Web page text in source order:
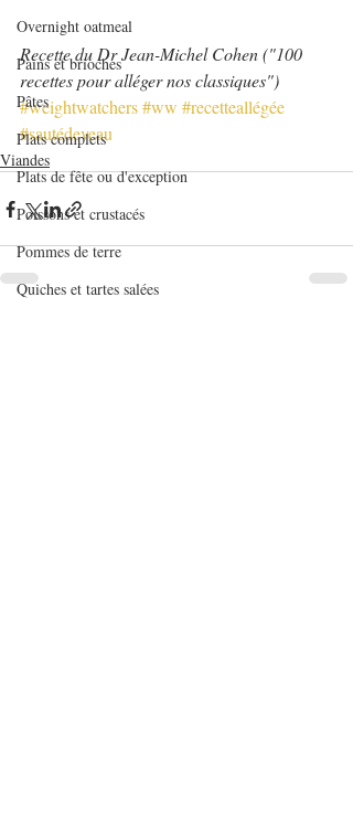
Overnight oatmeal
Pains et brioches
Pâtes
Plats complets
Plats de fête ou d'exception
Poissons et crustacés
Pommes de terre
Quiches et tartes salées
Recette du Dr Jean-Michel Cohen ("100
recettes pour alléger nos classiques")
#weightwatchers#ww #recetteallégée
#sautédeveau
Viandes